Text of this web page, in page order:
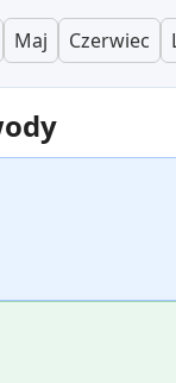
Maj Czerwiec